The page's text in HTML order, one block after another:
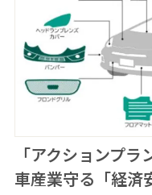
「アクションプ
車産業守る「経